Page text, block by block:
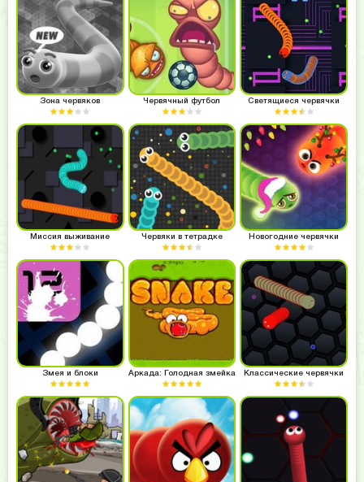
Зона червяков Червячный футбол Светящиеся червячки
Миссия выживание Червяки в тетрадке Новогодние червячки
Змея и блоки Аркада: Голодная змейка Классические червячки